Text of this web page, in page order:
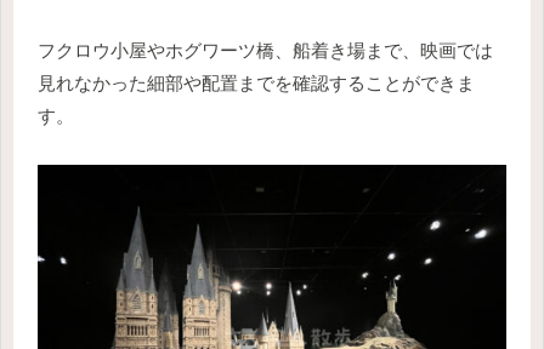
フクロウ小屋やホグワーツ橋、船着き場まで、映画では
見れなかった細部や配置までを確認することができま
す。